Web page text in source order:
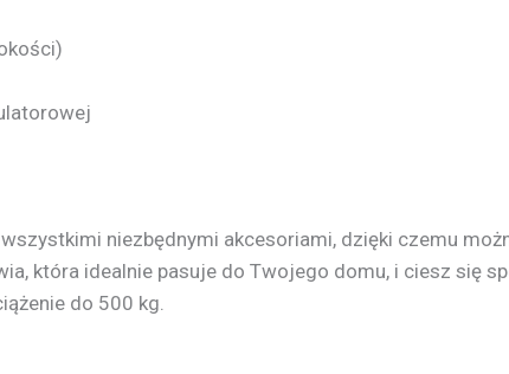
niezbędnymi akcesoriami, dzięki czemu
która idealnie pasuje do Twojego domu, i ciesz się
do 500 kg.